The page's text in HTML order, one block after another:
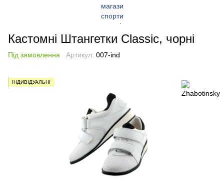
Кастомні Штангетки Classic, чорні
Під замовлення Артикул: 007-ind
ІНДИВІДУАЛЬНІ